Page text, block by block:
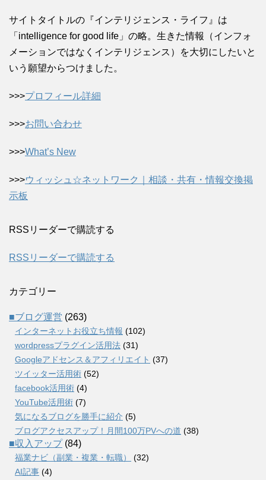
サイトタイトルの『インテリジェンス・ライフ』は
「intelligence for good life」の略。生きた情報（インフォ
メーションではなくインテリジェンス）を大切にしたいと
いう願望からつけました。
>>>プロフィール詳細
>>>お問い合わせ
>>>What’s New
>>>ウィッシュ☆ネットワーク｜相談・共有・情報交換掲
示板
RSSリーダーで購読する
RSSリーダーで購読する
カテゴリー
■ブログ運営 (263)
インターネットお役立ち情報 (102)
wordpressプラグイン活用法 (31)
Googleアドセンス＆アフィリエイト (37)
ツイッター活用術 (52)
facebook活用術 (4)
YouTube活用術 (7)
気になるブログを勝手に紹介 (5)
ブログアクセスアップ！月間100万PVへの道 (38)
■収入アップ(84)
福業ナビ（副業・複業・転職）
(32)
AI記事 (4)